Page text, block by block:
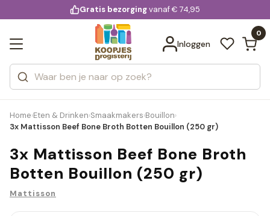
voor 20:00 uur besteld
Gratis bezorgingvanaf € 74,95
Inloggen
0
Zoeken
Categorieën
Merken
Bekijk alle resultaten
Home›Eten & Drinken›Smaakmakers›Bouillon›
3x Mattisson Beef Bone Broth Botten Bouillon (250 gr)
3x Mattisson Beef Bone Broth
Botten Bouillon (250 gr)
Mattisson